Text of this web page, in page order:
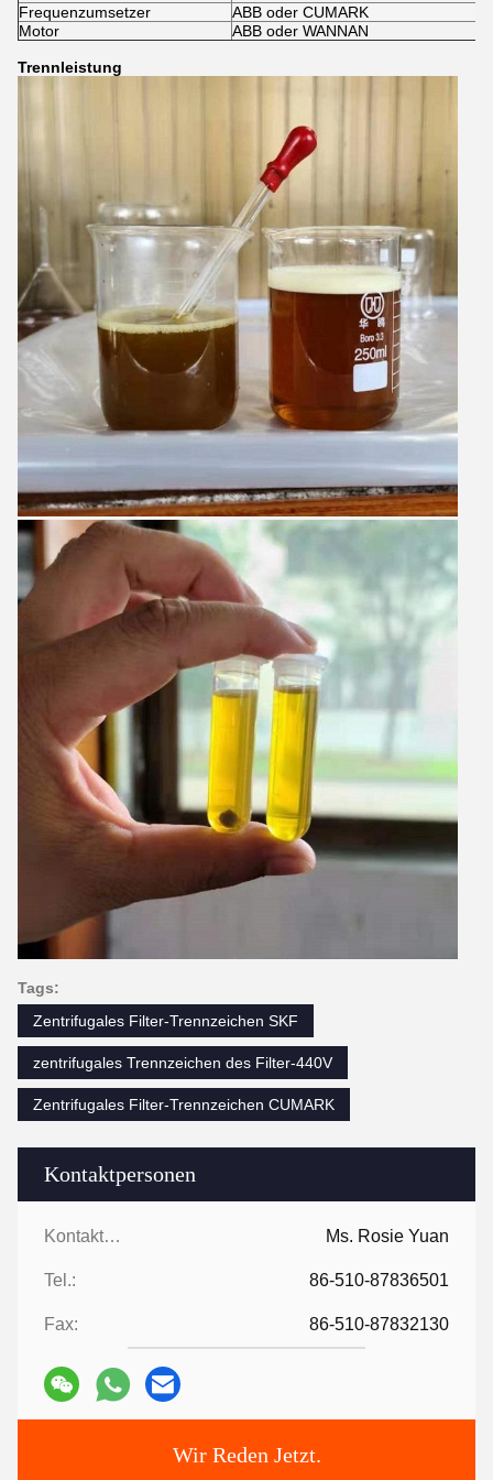
Kontaktpersonen
Kontaktpersonen: Ms. Rosie Yuan
Tel.: 86-510-87836501
Fax: 86-510-87832130
Wir Reden Jetzt.
Frequenzumsetzer
ABB oder CUMARK
Motor
ABB oder WANNAN
Trennleistung
Tags:
Zentrifugales Filter-Trennzeichen SKF
zentrifugales Trennzeichen des Filter-440V
Zentrifugales Filter-Trennzeichen CUMARK